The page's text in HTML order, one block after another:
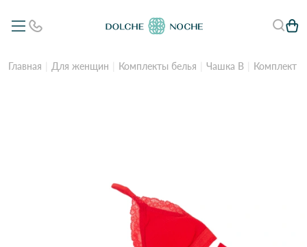
Главная Для женщин Комплекты белья Чашка B Комплект